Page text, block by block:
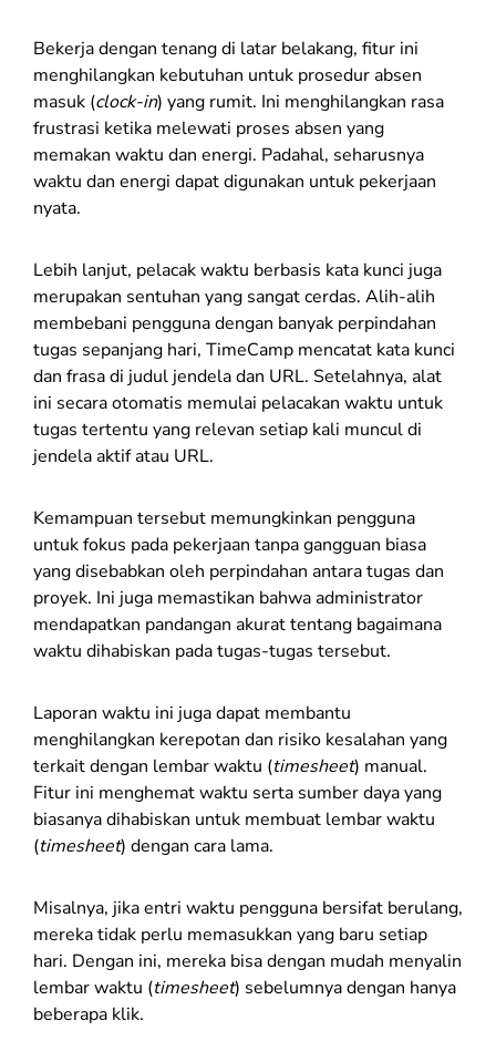
Bekerja dengan tenang di latar belakang, fitur ini
menghilangkan kebutuhan untuk prosedur absen
masuk (clock-in) yang rumit. Ini menghilangkan rasa
frustrasi ketika melewati proses absen yang
memakan waktu dan energi. Padahal, seharusnya
waktu dan energi dapat digunakan untuk pekerjaan
nyata.
Lebih lanjut, pelacak waktu berbasis kata kunci juga
merupakan sentuhan yang sangat cerdas. Alih-alih
membebani pengguna dengan banyak perpindahan
tugas sepanjang hari, TimeCamp mencatat kata kunci
dan frasa di judul jendela dan URL. Setelahnya, alat
ini secara otomatis memulai pelacakan waktu untuk
tugas tertentu yang relevan setiap kali muncul di
jendela aktif atau URL.
Kemampuan tersebut memungkinkan pengguna
untuk fokus pada pekerjaan tanpa gangguan biasa
yang disebabkan oleh perpindahan antara tugas dan
proyek. Ini juga memastikan bahwa administrator
mendapatkan pandangan akurat tentang bagaimana
waktu dihabiskan pada tugas-tugas tersebut.
Laporan waktu ini juga dapat membantu
menghilangkan kerepotan dan risiko kesalahan yang
terkait dengan lembar waktu (timesheet) manual.
Fitur ini menghemat waktu serta sumber daya yang
biasanya dihabiskan untuk membuat lembar waktu
(timesheet) dengan cara lama.
Misalnya, jika entri waktu pengguna bersifat berulang,
mereka tidak perlu memasukkan yang baru setiap
hari. Dengan ini, mereka bisa dengan mudah menyalin
lembar waktu (timesheet) sebelumnya dengan hanya
beberapa klik.